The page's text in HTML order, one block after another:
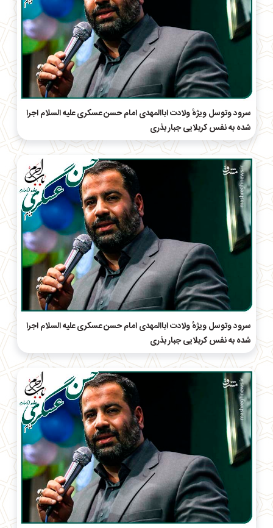
سرود وتوسل ویژهٔ ولادت اباالمهدی امام‌ حسن عسکری علیه السلام اجرا
شده به نفس کربلایی جبار بذری
سرود وتوسل ویژهٔ ولادت اباالمهدی امام‌ حسن عسکری علیه السلام اجرا
شده به نفس کربلایی جبار بذری